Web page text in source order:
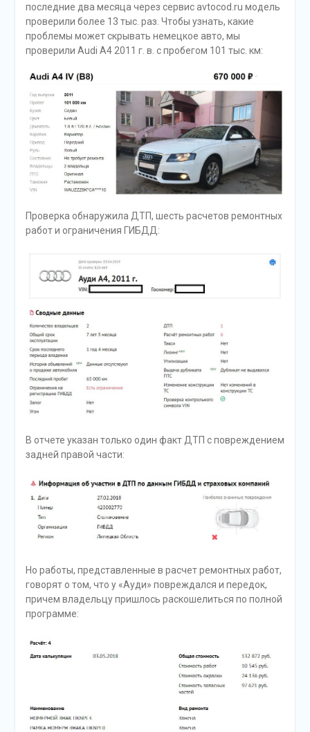
последние два месяца через сервис avtocod.ru модель
проверили более 13 тыс. раз. Чтобы узнать, какие
проблемы может скрывать немецкое авто, мы
проверили Audi A4 2011 г. в. с пробегом 101 тыс. км:
Проверка обнаружила ДТП, шесть расчетов ремонтных
работ и ограничения ГИБДД:
В отчете указан только один факт ДТП с повреждением
задней правой части:
Но работы, представленные в расчет ремонтных работ,
говорят о том, что у «Ауди» повреждался и передок,
причем владельцу пришлось раскошелиться по полной
программе: